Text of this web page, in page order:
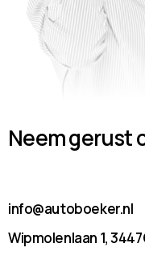
Neem gerust
info@autoboeker.nl
Wipmolenlaan 1,